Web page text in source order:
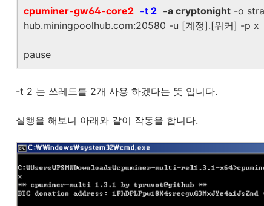
cpuminer-gw64-core2 -t 2 -a cryptonight-o
hub.miningpoolhub.com:20580 -u [계정].[워커] -p x
pause
-t 2 는 쓰레드를 2개 사용 하겠다는 뜻 입니다.
실행을 해보니 아래와 같이 작동을 합니다.